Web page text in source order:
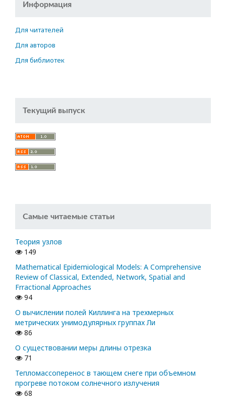
Информация
Для читателей
Для авторов
Для библиотек
Текущий выпуск
Самые читаемые статьи
Теория узлов
149
Mathematical Epidemiological Models: A Comprehensive
Review of Classical, Extended, Network, Spatial and
Frractional Approaches
94
О вычислении полей Киллинга на трехмерных
метрических унимодулярных группах Ли
86
О существовании меры длины отрезка
71
Тепломассоперенос в тающем снеге при объемном
прогреве потоком солнечного излучения
68